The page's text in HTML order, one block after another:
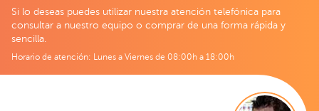
Si lo deseas puedes utilizar nuestra atención telefónica para
consultar a nuestro equipo o comprar de una forma rápida y
sencilla.
Horario de atención: Lunes a Viernes de 08:00h a 18:00h